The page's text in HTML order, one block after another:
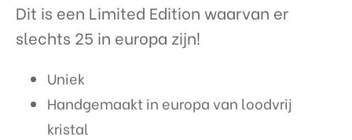
Dit is een Limited Edition waarvan er
slechts 25 in europa zijn!
Uniek
Handgemaakt in europa van loodvrij
kristal